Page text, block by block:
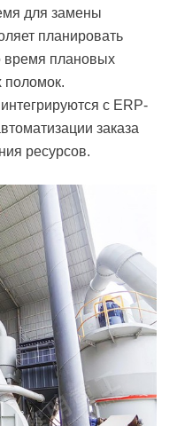
для замены
планировать
время плановых
поломок.
с ERP-
заказа
ресурсов.